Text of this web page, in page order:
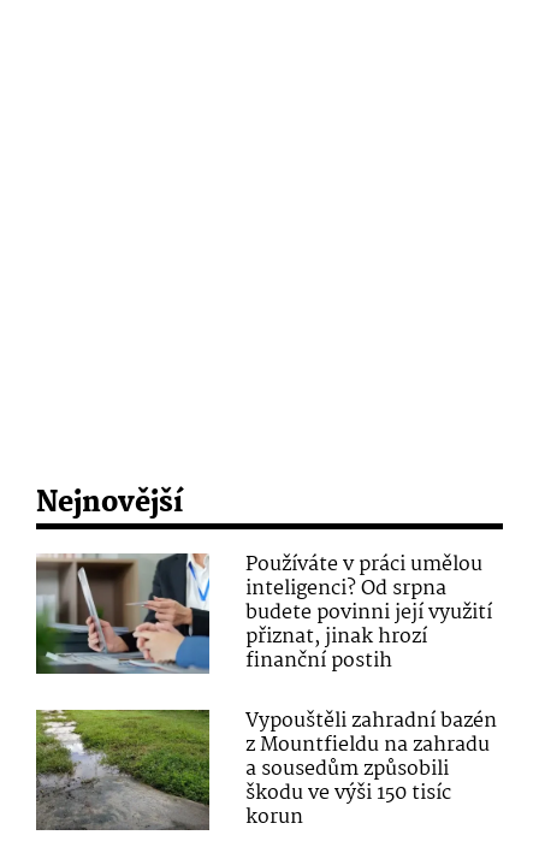
Nejnovější
Používáte v práci umělou
inteligenci? Od srpna
budete povinni její využití
přiznat, jinak hrozí
finanční postih
Vypouštěli zahradní bazén
z Mountfieldu na zahradu
a sousedům způsobili
škodu ve výši 150 tisíc
korun